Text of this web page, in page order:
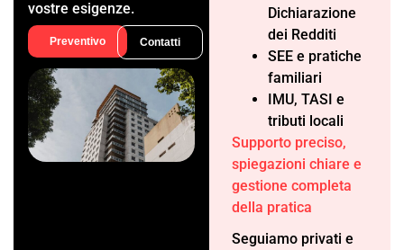
vostre esigenze.
Preventivo Contatti
Dichiarazione
dei Redditi
SEE e pratiche
familiari
IMU, TASI e
tributi locali
Supporto preciso,
spiegazioni chiare e
gestione completa
della pratica
Seguiamo privati e